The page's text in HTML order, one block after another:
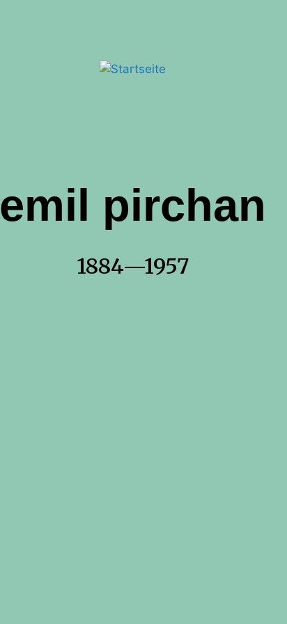
emil pirchan
1884—1957